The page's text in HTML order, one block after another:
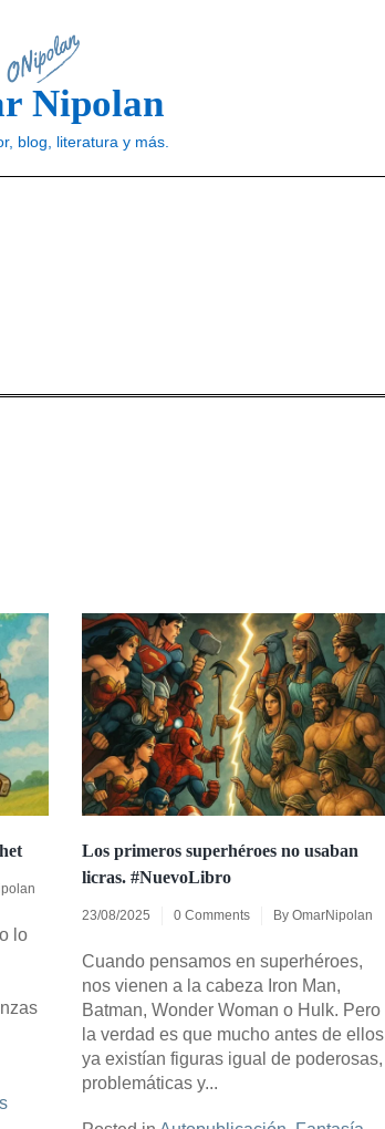
Nipolan
blog, literatura y más.
lo
Los primeros superhéroes no usaban
licras. #NuevoLibro
23/08/2025 0 Comments By OmarNipolan
Cuando pensamos en superhéroes,
nos vienen a la cabeza Iron Man,
Batman, Wonder Woman o Hulk. Pero
la verdad es que mucho antes de ellos
ya existían figuras igual de poderosas,
problemáticas y...